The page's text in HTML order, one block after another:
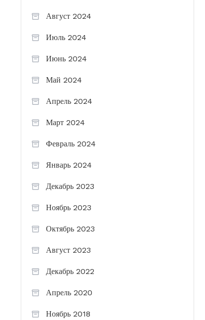
Август 2024
Июль 2024
Июнь 2024
Май 2024
Апрель 2024
Март 2024
Февраль 2024
Январь 2024
Декабрь 2023
Ноябрь 2023
Октябрь 2023
Август 2023
Декабрь 2022
Апрель 2020
Ноябрь 2018